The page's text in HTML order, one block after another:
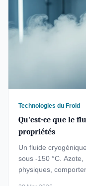
Technologies du Froid
Qu'est-ce que le
propriétés
Un fluide
sous -150 °C.
physiques,